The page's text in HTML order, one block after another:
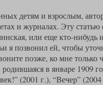
детям и взрослым,
и журналах. Эту статью
или еще кто-нибудь
я позвонил ей, чтобы
позже, ко мне только
в январе 1909
(2001 г.), “Вечер” (2004